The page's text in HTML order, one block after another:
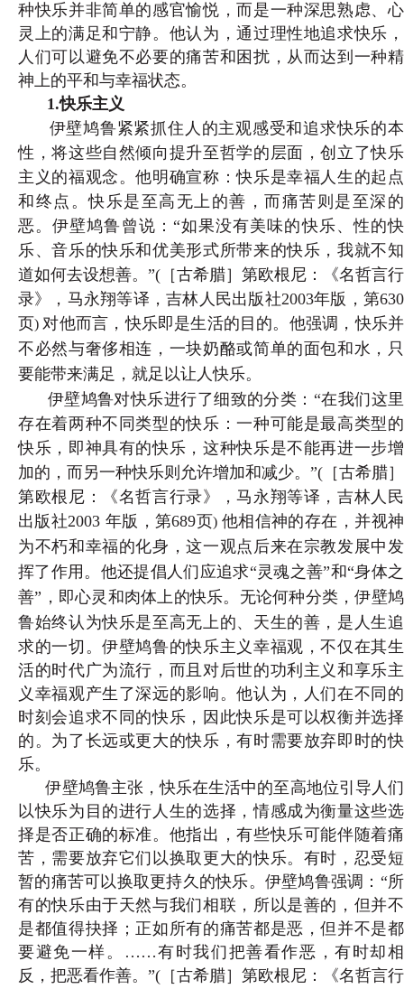
种快乐并非简单的感官愉悦，而是一种深思熟虑、心
灵上的满足和宁静。他认为，通过理性地追求快乐，
人们可以避免不必要的痛苦和困扰，从而达到一种精
神上的平和与幸福状态。
1.快乐主义
伊壁鸠鲁紧紧抓住人的主观感受和追求快乐的本
性，将这些自然倾向提升至哲学的层面，创立了快乐
主义的福观念。他明确宣称：快乐是幸福人生的起点
和终点。快乐是至高无上的善，而痛苦则是至深的
恶。伊壁鸠鲁曾说：“如果没有美味的快乐、性的快
乐、音乐的快乐和优美形式所带来的快乐，我就不知
道如何去设想善。”( ［古希腊］第欧根尼：《名哲言行
录》，马永翔等译，吉林人民出版社2003年版，第630
页) 对他而言，快乐即是生活的目的。他强调，快乐并
不必然与奢侈相连，一块奶酪或简单的面包和水，只
要能带来满足，就足以让人快乐。
伊壁鸠鲁对快乐进行了细致的分类：“在我们这里
存在着两种不同类型的快乐：一种可能是最高类型的
快乐，即神具有的快乐，这种快乐是不能再进一步增
加的，而另一种快乐则允许增加和减少。”( ［古希腊］
第欧根尼：《名哲言行录》，马永翔等译，吉林人民
出版社2003 年版，第689页) 他相信神的存在，并视神
为不朽和幸福的化身，这一观点后来在宗教发展中发
挥了作用。他还提倡人们应追求“灵魂之善”和“身体之
善”，即心灵和肉体上的快乐。无论何种分类，伊壁鸠
鲁始终认为快乐是至高无上的、天生的善，是人生追
求的一切。伊壁鸠鲁的快乐主义幸福观，不仅在其生
活的时代广为流行，而且对后世的功利主义和享乐主
义幸福观产生了深远的影响。他认为，人们在不同的
时刻会追求不同的快乐，因此快乐是可以权衡并选择
的。为了长远或更大的快乐，有时需要放弃即时的快
乐。
伊壁鸠鲁主张，快乐在生活中的至高地位引导人们
以快乐为目的进行人生的选择，情感成为衡量这些选
择是否正确的标准。他指出，有些快乐可能伴随着痛
苦，需要放弃它们以换取更大的快乐。有时，忍受短
暂的痛苦可以换取更持久的快乐。伊壁鸠鲁强调：“所
有的快乐由于天然与我们相联，所以是善的，但并不
是都值得抉择；正如所有的痛苦都是恶，但并不是都
要避免一样。……有时我们把善看作恶，有时却相
反，把恶看作善。”( ［古希腊］第欧根尼：《名哲言行